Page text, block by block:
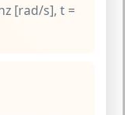
[rad/s], t =